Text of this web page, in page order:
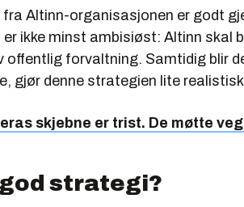
Altinn-organisasjonen er godt
ikke minst ambisiøst: Altinn skal
offentlig forvaltning. Samtidig blir
gjør denne strategien lite
skjebne er trist. De møtte
god strategi?